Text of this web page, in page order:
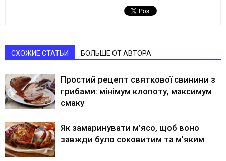
СХОЖИЕ СТАТЬИ БОЛЬШЕ ОТ АВТОРА
Простий рецепт святкової свинини з
грибами: мінімум клопоту, максимум
смаку
Як замаринувати м’ясо, щоб воно
завжди було соковитим та м’яким